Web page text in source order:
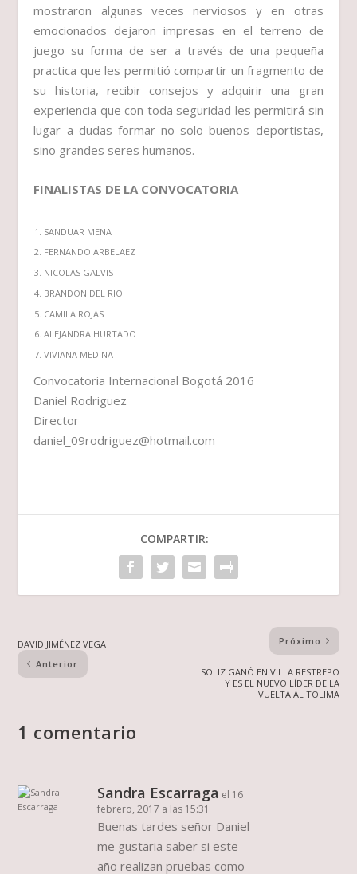
mostraron algunas veces nerviosos y en otras
emocionados dejaron impresas en el terreno de
juego su forma de ser a través de una pequeña
practica que les permitió compartir un fragmento de
su historia, recibir consejos y adquirir una gran
experiencia que con toda seguridad les permitirá sin
lugar a dudas formar no solo buenos deportistas,
sino grandes seres humanos.
FINALISTAS DE LA CONVOCATORIA
SANDUAR MENA
FERNANDO ARBELAEZ
NICOLAS GALVIS
BRANDON DEL RIO
CAMILA ROJAS
ALEJANDRA HURTADO
VIVIANA MEDINA
Convocatoria Internacional Bogotá 2016
Daniel Rodriguez
Director
daniel_09rodriguez@hotmail.com
COMPARTIR:
DAVID JIMÉNEZ VEGA
Anterior
Próximo
SOLIZ GANÓ EN VILLA RESTREPO
Y ES EL NUEVO LÍDER DE LA
VUELTA AL TOLIMA
1 comentario
Sandra Escarraga el 16
febrero, 2017 a las 15:31
Buenas tardes señor Daniel
me gustaria saber si este
año realizan pruebas como